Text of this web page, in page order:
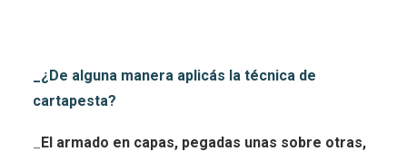
_¿De alguna manera aplicás la técnica de
cartapesta?
El armado en capas, pegadas unas sobre otras,